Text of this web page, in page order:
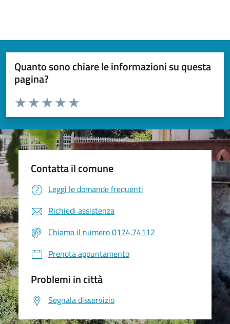
Quanto sono chiare le informazioni su questa
pagina?
Valuta da 1 a 5 stelle la pagina
Valuta 5 stelle su 5
Valuta 4 stelle su 5
Valuta 3 stelle su 5
Valuta 2 stelle su 5
Valuta 1 stelle su 5
Contatta il comune
Leggi le domande frequenti
Richiedi assistenza
Chiama il numero 0174.74112
Prenota appuntamento
Problemi in città
Segnala disservizio